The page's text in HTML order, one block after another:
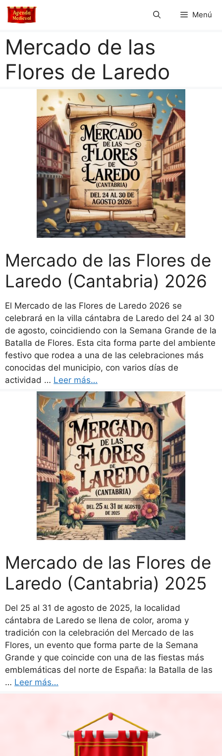
Saltar
Menú
Mercado de las
Flores de Laredo
Mercado de las Flores de
Laredo (Cantabria) 2026
El Mercado de las Flores de Laredo 2026 se
celebrará en la villa cántabra de Laredo del 24 al 30
de agosto, coincidiendo con la Semana Grande de la
Batalla de Flores. Esta cita forma parte del ambiente
festivo que rodea a una de las celebraciones más
conocidas del municipio, con varios días de
actividad … Leer más…
Mercado de las Flores de
Laredo (Cantabria) 2025
Del 25 al 31 de agosto de 2025, la localidad
cántabra de Laredo se llena de color, aroma y
tradición con la celebración del Mercado de las
Flores, un evento que forma parte de la Semana
Grande y que coincide con una de las fiestas más
emblemáticas del norte de España: la Batalla de las
… Leer más…